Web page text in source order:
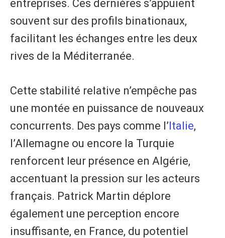
entreprises. Ces dernières s’appuient
souvent sur des profils binationaux,
facilitant les échanges entre les deux
rives de la Méditerranée.
Cette stabilité relative n’empêche pas
une montée en puissance de nouveaux
concurrents. Des pays comme l’Italie,
l’Allemagne ou encore la Turquie
renforcent leur présence en Algérie,
accentuant la pression sur les acteurs
français. Patrick Martin déplore
également une perception encore
insuffisante, en France, du potentiel